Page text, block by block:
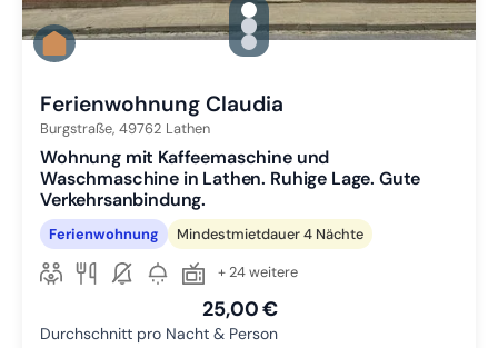
gallery.slide_selector
Zu Slide 1 wechseln
Zu Slide 2 wechseln
Zu Slide 3 wechseln
Ferienwohnung Claudia
Burgstraße, 49762 Lathen
Wohnung mit Kaffeemaschine und
Waschmaschine in Lathen. Ruhige Lage. Gute
Verkehrsanbindung.
Ferienwohnung Mindestmietdauer 4 Nächte
+ 24 weitere
25,00 €
Durchschnitt pro Nacht & Person